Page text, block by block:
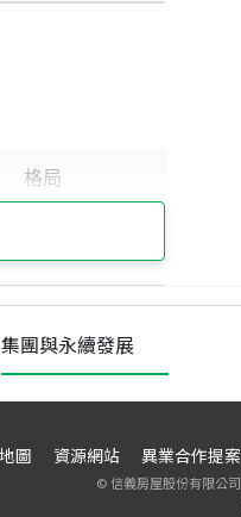
集團與永續發展
圖 資源網站 異業合作提案
©信義房屋股份有限公司